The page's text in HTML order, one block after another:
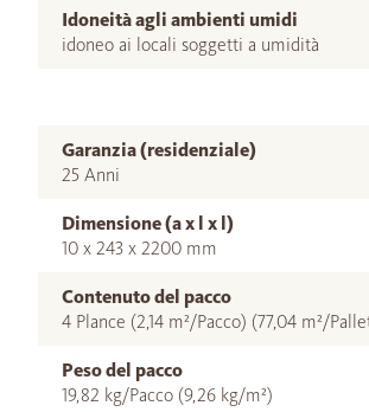
Idoneità agli ambienti umidi
idoneo ai locali soggetti a umidità
Garanzia (residenziale)
25 Anni
Dimensione (a x l x l)
10 x 243 x 2200 mm
Contenuto del pacco
4 Plance (2,14 m²/Pacco) (77,04 m²/
Peso del pacco
19,82 kg/Pacco (9,26 kg/m²)